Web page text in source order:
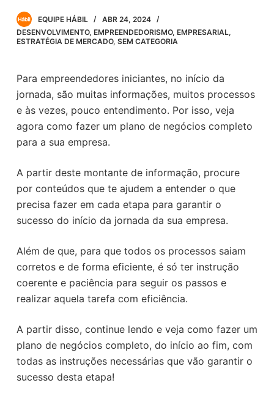
d
o
EQUIPE HÁBIL
ABR 24, 2024
DESENVOLVIMENTO, EMPREENDEDORISMO, EMPRESARIAL,
ESTRATÉGIA DE MERCADO, SEM CATEGORIA
Para empreendedores iniciantes, no início da
jornada, são muitas informações, muitos processos
e às vezes, pouco entendimento. Por isso, veja
agora como fazer um plano de negócios completo
para a sua empresa.
A partir deste montante de informação, procure
por conteúdos que te ajudem a entender o que
precisa fazer em cada etapa para garantir o
sucesso do início da jornada da sua empresa.
Além de que, para que todos os processos saiam
corretos e de forma eficiente, é só ter instrução
coerente e paciência para seguir os passos e
realizar aquela tarefa com eficiência.
A partir disso, continue lendo e veja como fazer um
plano de negócios completo, do início ao fim, com
todas as instruções necessárias que vão garantir o
sucesso desta etapa!